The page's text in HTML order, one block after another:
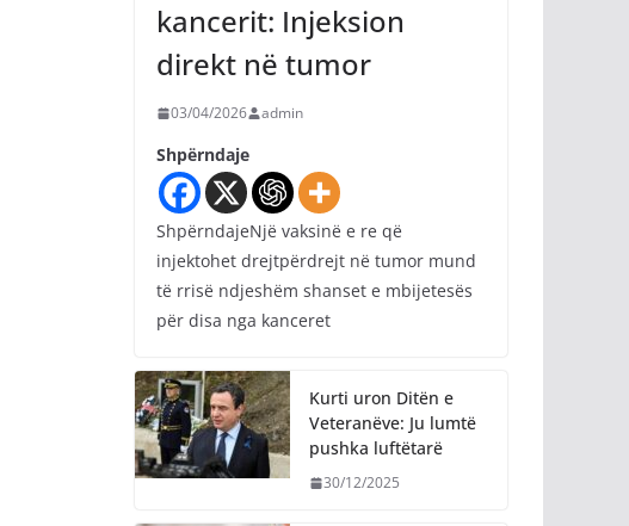
kancerit: Injeksion
direkt në tumor
03/04/2026 admin
Shpërndaje
ShpërndajeNjë vaksinë e re që
injektohet drejtpërdrejt në tumor mund
të rrisë ndjeshëm shanset e mbijetesës
për disa nga kanceret
Kurti uron Ditën e
Veteranëve: Ju lumtë
pushka luftëtarë
30/12/2025